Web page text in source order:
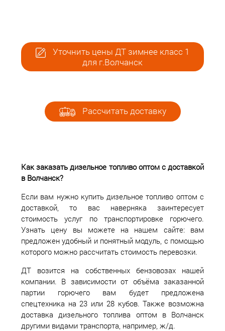
Уточнить цены ДТ зимнее класс 1
для г.Волчанск
Рассчитать доставку
Как заказать дизельное топливо оптом с доставкой
в Волчанск?
Если вам нужно купить дизельное топливо оптом с
доставкой, то вас наверняка заинтересует
стоимость услуг по транспортировке горючего.
Узнать цену вы можете на нашем сайте: вам
предложен удобный и понятный модуль, с помощью
которого можно рассчитать стоимость перевозки.
ДТ возится на собственных бензовозах нашей
компании. В зависимости от объёма заказанной
партии горючего вам будет предложена
спецтехника на 23 или 28 кубов. Также возможна
доставка дизельного топлива оптом в Волчанск
другими видами транспорта, например, ж/д.